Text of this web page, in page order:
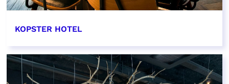
KOPSTER HOTEL
EN SAVOIR PLUS